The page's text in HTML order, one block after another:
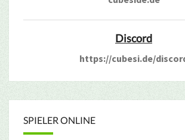
Discord
https://cubesi.de/
SPIELER ONLINE